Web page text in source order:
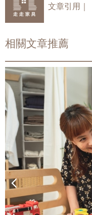
文章引用｜
相關文章推薦